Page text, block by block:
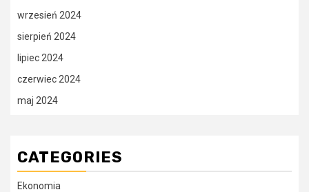
wrzesień 2024
sierpień 2024
lipiec 2024
czerwiec 2024
maj 2024
CATEGORIES
Ekonomia